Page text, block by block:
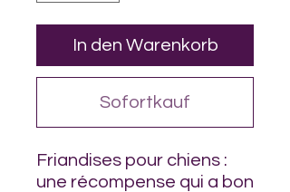
In den Warenkorb
Sofortkauf
Friandises pour chiens :
une récompense qui a bon